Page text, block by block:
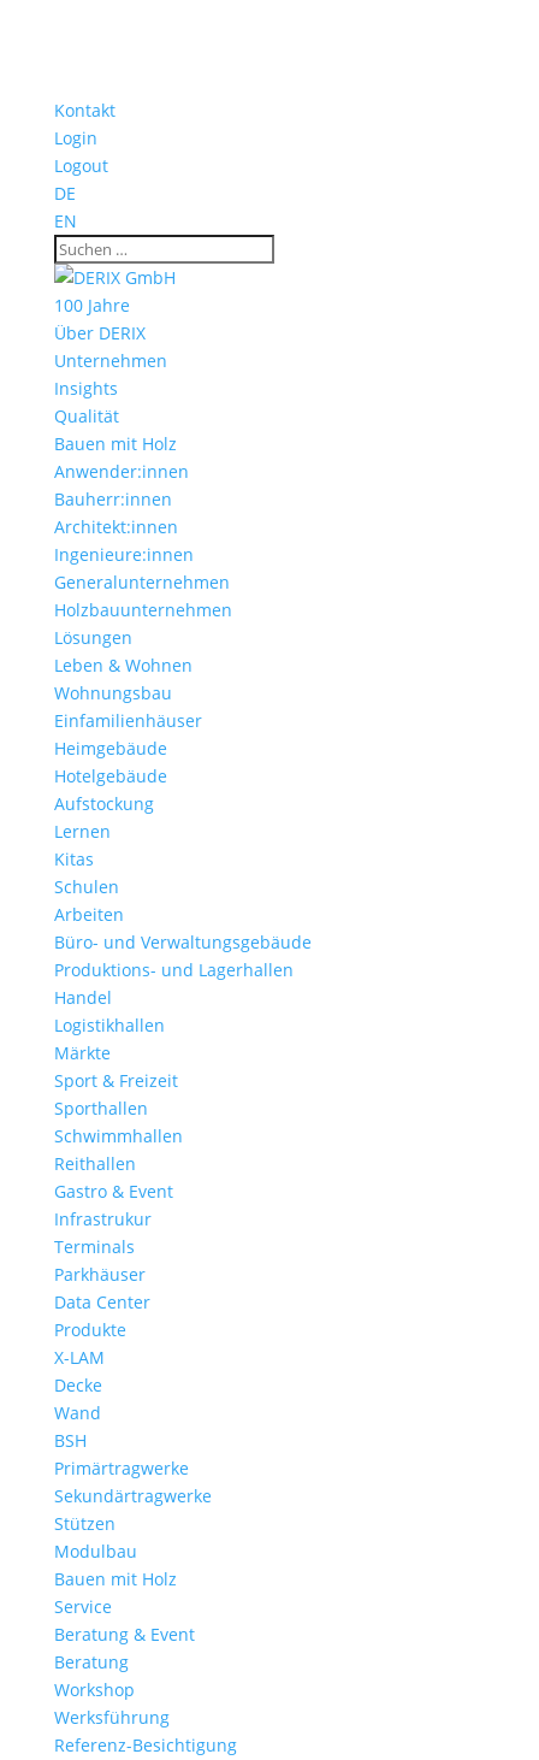
Kontakt
Login
Logout
DE
EN
100 Jahre
Über DERIX
Unternehmen
Insights
Qualität
Bauen mit Holz
Anwender:innen
Bauherr:innen
Architekt:innen
Ingenieure:innen
Generalunternehmen
Holzbauunternehmen
Lösungen
Leben & Wohnen
Wohnungs­bau
Einfamilien­häuser
Heimgebäude
Hotelgebäude
Aufstockung
Lernen
Kitas
Schulen
Arbeiten
Büro- und Verwaltungs­gebäude
Produktions- und Lagerhallen
Handel
Logistikhallen
Märkte
Sport & Freizeit
Sporthallen
Schwimmhallen
Reithallen
Gastro & Event
Infrastrukur
Terminals
Parkhäuser
Data Center
Produkte
X-LAM
Decke
Wand
BSH
Primärtragwerke
Sekundärtragwerke
Stützen
Modulbau
Bauen mit Holz
Service
Beratung & Event
Beratung
Workshop
Werksführung
Referenz-Besichtigung